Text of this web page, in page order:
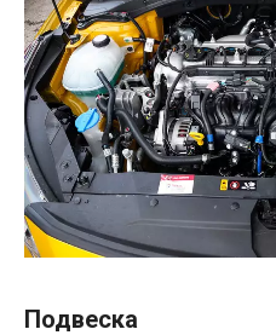
Подвеска